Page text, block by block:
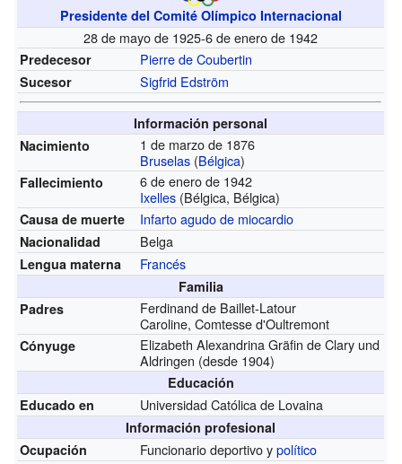
Presidente del Comité Olímpico Internacional
28 de mayo de 1925-6 de enero de 1942
Predecesor Pierre de Coubertin
Sucesor Sigfrid Edström
Información personal
Nacimiento
1 de marzo de 1876
Bruselas (Bélgica)
Fallecimiento
6 de enero de 1942
Ixelles (Bélgica, Bélgica)
Causa de muerte Infarto agudo de miocardio
Nacionalidad Belga
Lengua materna Francés
Familia
Padres
Ferdinand de Baillet-Latour
Caroline, Comtesse d'Oultremont
Cónyuge
Elizabeth Alexandrina Gräfin de Clary und
Aldringen (desde 1904)
Educación
Educado en
Universidad Católica de Lovaina
Información profesional
Ocupación
Funcionario deportivo ypolítico